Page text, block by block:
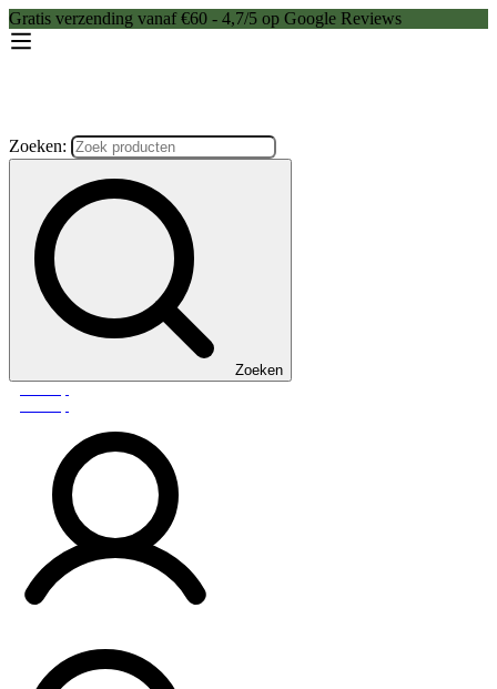
Gratis verzending vanaf €60 - 4,7/5 op Google Reviews
Zoeken:
Zoeken